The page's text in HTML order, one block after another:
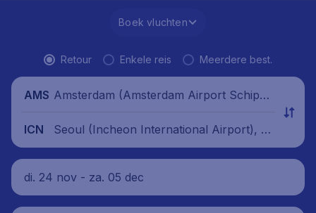
Boek vluchten
Retour Enkele reis Meerdere best.
AMS Amsterdam (Amsterdam Airport Schipho
ICN
Seoul (Incheon International Airport), Zu
id-Korea
di. 24 nov - za. 05 dec